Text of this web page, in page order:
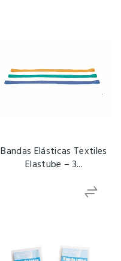
Bandas Elásticas Textiles
Elastube – 3...